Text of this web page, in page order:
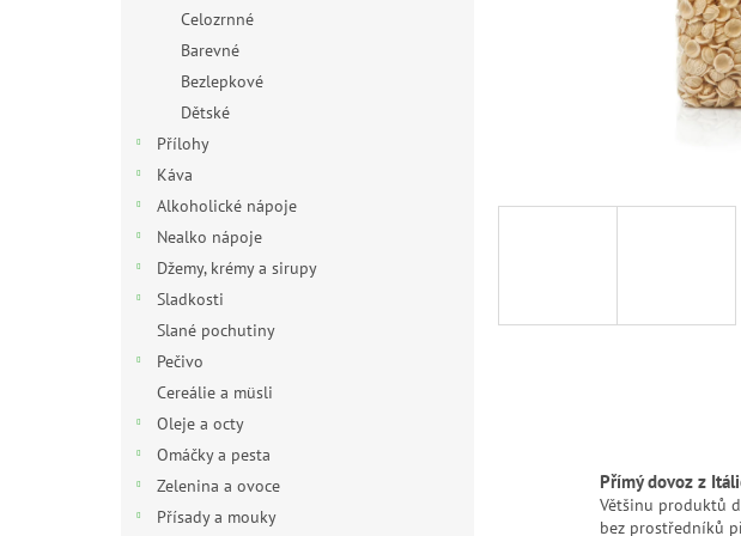
Celozrnné
Barevné
Bezlepkové
Dětské
Přílohy
Káva
Alkoholické nápoje
Nealko nápoje
Džemy, krémy a sirupy
Sladkosti
Slané pochutiny
Pečivo
Cereálie a müsli
Oleje a octy
Omáčky a pesta
Zelenina a ovoce
Přísady a mouky
Přímý dovoz z
Většinu produktů
bez prostředníků